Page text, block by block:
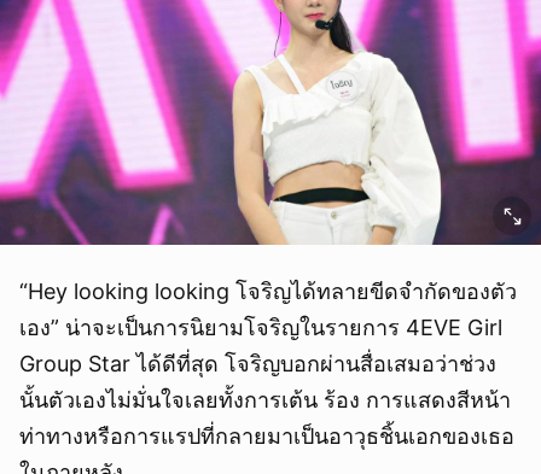
“Hey looking looking โจริญได้ทลายขีดจำกัดของตัว
เอง” น่าจะเป็นการนิยามโจริญในรายการ 4EVE Girl
Group Star ได้ดีที่สุด โจริญบอกผ่านสื่อเสมอว่าช่วง
นั้นตัวเองไม่มั่นใจเลยทั้งการเต้น ร้อง การแสดงสีหน้า
ท่าทางหรือการแรปที่กลายมาเป็นอาวุธชิ้นเอกของเธอ